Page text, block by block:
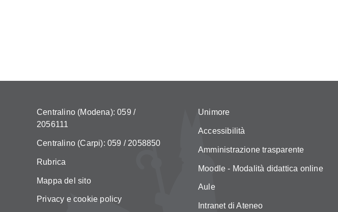
Centralino (Modena): 059 /
2056111
Centralino (Carpi): 059 / 2058850
Rubrica
Mappa del sito
Privacy e cookie policy
Unimore
Accessibilità
Amministrazione trasparente
Moodle - Modalità didattica online
Aule
Intranet di Ateneo